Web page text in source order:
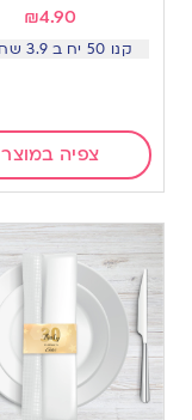
₪4.90
קנו 50 יח ב 3.9 שח ליח
צפיה במוצר